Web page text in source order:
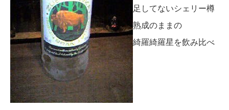
足してないシェリー樽
熟成のままの
綺羅綺羅星を飲み比べ